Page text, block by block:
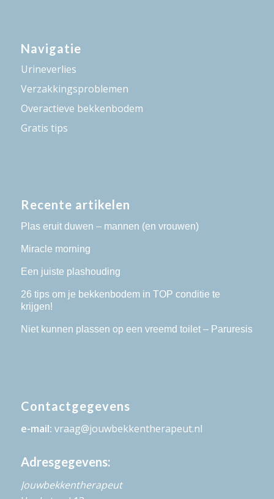
Navigatie
Urineverlies
Verzakkingsproblemen
Overactieve bekkenbodem
Gratis tips
Recente artikelen
Plas eruit duwen – mannen (en vrouwen)
Miracle morning
Een juiste plashouding
26 tips om je bekkenbodem in TOP conditie te
krijgen!
Niet kunnen plassen op een vreemd toilet – Paruresis
Contactgegevens
e-mail: vraag@jouwbekkentherapeut.nl
Adresgegevens:
Jouwbekkentherapeut